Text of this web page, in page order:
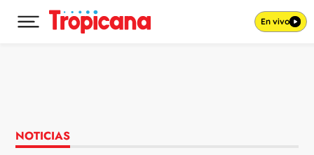
Desplegar menú principal En vivo
NOTICIAS